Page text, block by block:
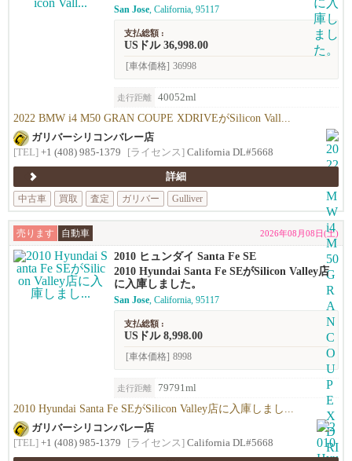
San Jose, California, 95117
支払総額 :
USドル 36,998.00
[車体価格] 36998
走行距離 40052ml
2022 BMW i4 M50 GRAN COUPE XDRIVEがSilicon Vall...
ガリバーシリコンバレー店
[TEL] +1 (408) 985-1379 [ライセンス] California DL#5668
詳細
中古車
買取 査定 ガリバー Gulliver
売ります 自動車 2026年08月08日(土)
2010 ヒュンダイ Santa Fe SE
2010 Hyundai Santa Fe SEがSilicon Valley店
に入庫しました。
San Jose, California, 95117
支払総額 :
USドル 8,998.00
[車体価格] 8998
走行距離 79791ml
2010 Hyundai Santa Fe SEがSilicon Valley店に入庫しまし...
ガリバーシリコンバレー店
[TEL] +1 (408) 985-1379 [ライセンス] California DL#5668